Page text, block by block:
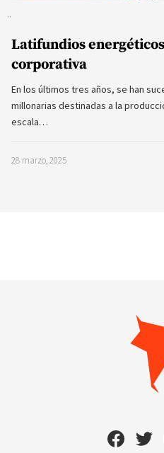
Latifundios
corporativa
En los últimos tres años, se han
millonarias destinadas a la
escala…
28 marzo, 2025